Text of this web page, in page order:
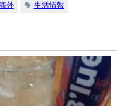
外 生活情報